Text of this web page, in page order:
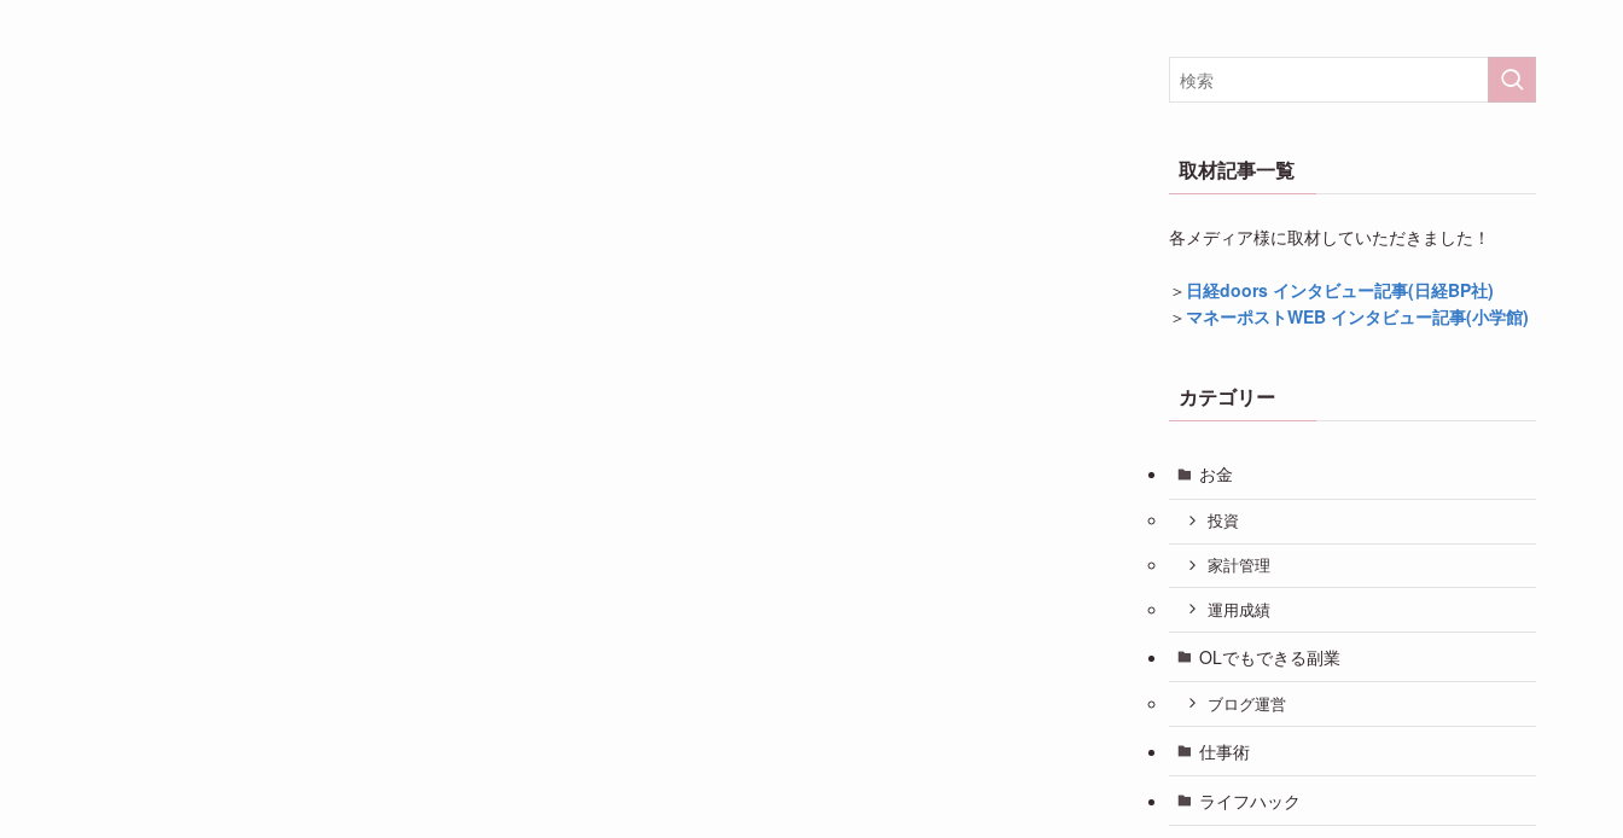
取材記事一覧
各メディア様に取材していただきました！
＞ 日経doors インタビュー記事(日経BP社)
＞ マネーポストWEB インタビュー記事(小学館)
カテゴリー
お金
投資
家計管理
運用成績
OLでもできる副業
ブログ運営
仕事術
ライフハック